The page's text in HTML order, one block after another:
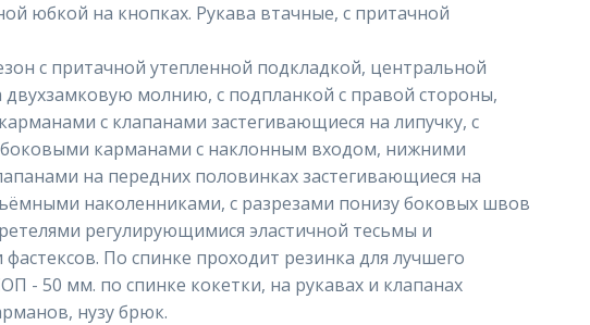
юбкой на кнопках. Рукава втачные, с притачной
с притачной утепленной подкладкой, центральной
двухзамковую молнию, с подпланкой с правой стороны,
с клапанами застегивающиеся на липучку, с
карманами с наклонным входом, нижними
на передних половинках застегивающиеся на
наколенниками, с разрезами понизу боковых швов
регулирующимися эластичной тесьмы и
По спинке проходит резинка для лучшего
- 50 мм. по спинке кокетки, на рукавах и клапанах
нузу брюк.